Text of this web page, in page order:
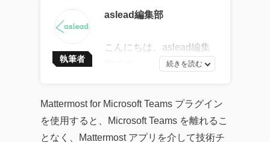
執筆者
aslead編集部
こんにちは。aslead編集
トレンドから、AI・DXツ
ールの効果的な活用法、
企業のITガバナンスの強
Mattermost for Microsoft Teams プラグイン
を使用すると、Microsoft Teams を離れるこ
となく、Mattermost アプリを介して技術チ